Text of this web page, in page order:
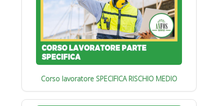
Corso lavoratore SPECIFICA RISCHIO MEDIO